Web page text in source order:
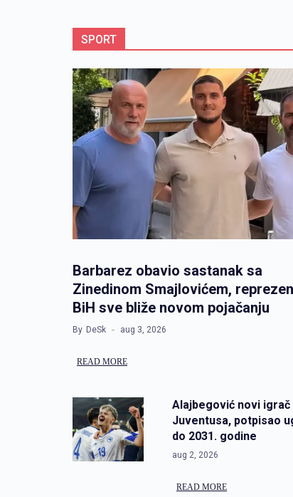
SPORT
Barbarez obavio sastanak sa
Zinedinom Smajlovićem,
BiH sve bliže novom pojačanju
By DeSk aug 3, 2026
READ MORE
Alajbegović novi igrač
Juventusa, potpisao
do 2031. godine
aug 2, 2026
READ MORE